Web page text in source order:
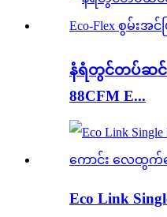
နံရံတွင်တပ်ဆင်
88CFM E...
Eco Link